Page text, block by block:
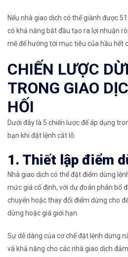
Nếu nhà giao dịch có thể giành được
có khả năng bắt đầu tạo ra lợi nhuận
mẽ để hướng tới mục tiêu của hầu hết
CHIẾN LƯỢC
TRONG GIAO
HỐI
Dưới đây là 5 chiến lược để áp dụng
bạn khi đặt lệnh cắt lỗ:
1. Thiết lập điểm
Nhà giao dịch có thể đặt điểm dừng
mức giá cố định, với dự đoán phân bổ
chuyển hoặc thay đổi điểm dừng cho
dừng hoặc giá giới hạn.
Sự dễ dàng của cơ chế đặt lệnh dừng
và khả năng cho các nhà giao dịch